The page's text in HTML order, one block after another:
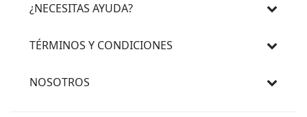
¿NECESITAS AYUDA?
TÉRMINOS Y CONDICIONES
NOSOTROS